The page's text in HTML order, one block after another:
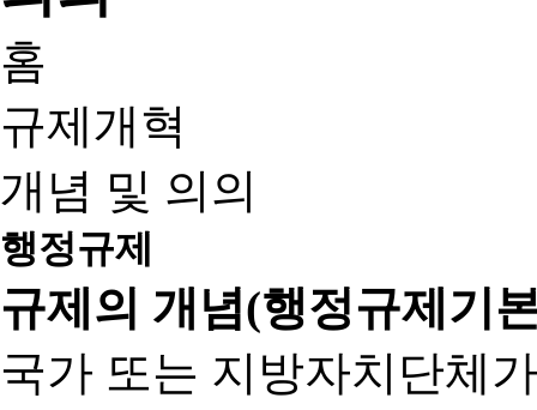
홈
규제개혁
개념 및 의의
행정규제
규제의 개념(행정규제기
국가 또는 지방자치단체